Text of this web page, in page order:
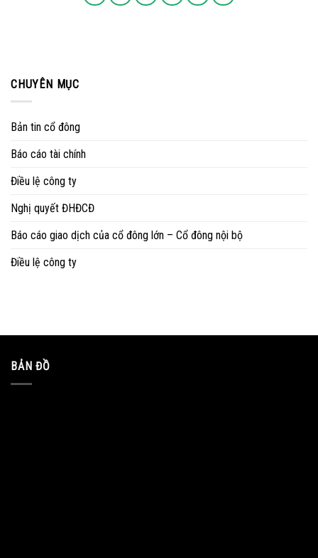
CHUYÊN MỤC
Bản tin cổ đông
Báo cáo tài chính
Điều lệ công ty
Nghị quyết ĐHĐCĐ
Báo cáo giao dịch của cổ đông lớn – Cổ đông nội bộ
Điều lệ công ty
BẢN ĐỒ